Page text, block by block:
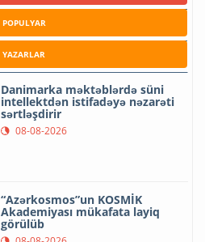
POPULYAR
YAZARLAR
Danimarka məktəblərdə süni
intellektdən istifadəyə nəzarəti
sərtləşdirir
08-08-2026
“Azərkosmos”un KOSMİK
Akademiyası mükafata layiq
görülüb